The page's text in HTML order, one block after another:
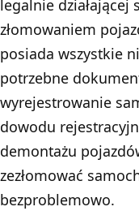
legalnie
złomowaniem
posiada wszystkie
potrzebne
wyrejestrowanie
dowodu
demontażu
zezłomować
bezproblemowo.